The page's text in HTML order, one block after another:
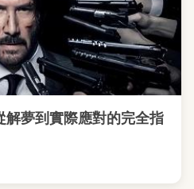
解夢到實際應對的完全指